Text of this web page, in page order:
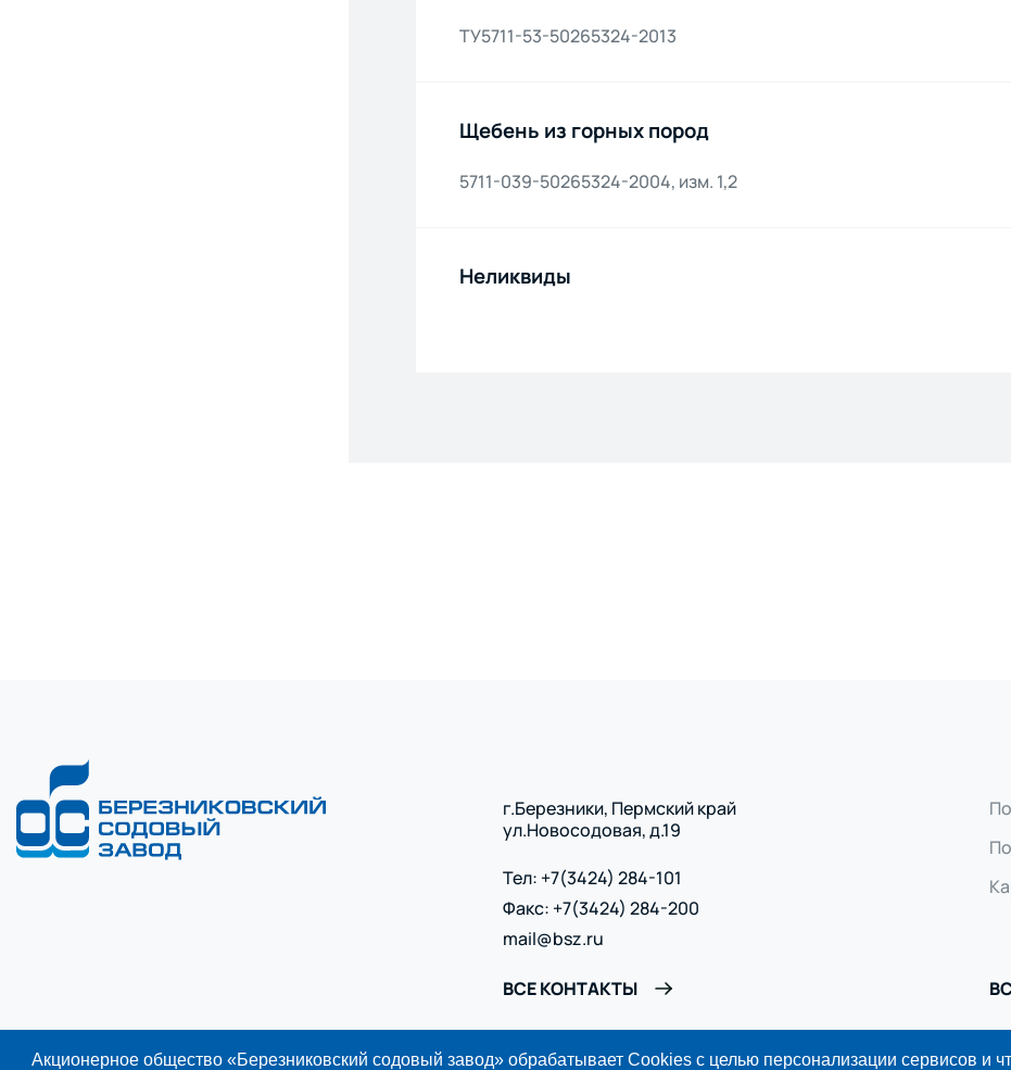
Акционерное общество «Березниковский содовый завод» обрабатывает Cookies с целью персонализации сервисов и
ТУ5711-53-50265324-2013
Щебень из горных пород
5711-039-50265324-2004, изм. 1,2
Неликвиды
г.Березники, Пермский край
ул.Новосодовая, д.19
Тел: +7(3424) 284-101
Факс: +7(3424) 284-200
mail@bsz.ru
ВСЕ КОНТАКТЫ